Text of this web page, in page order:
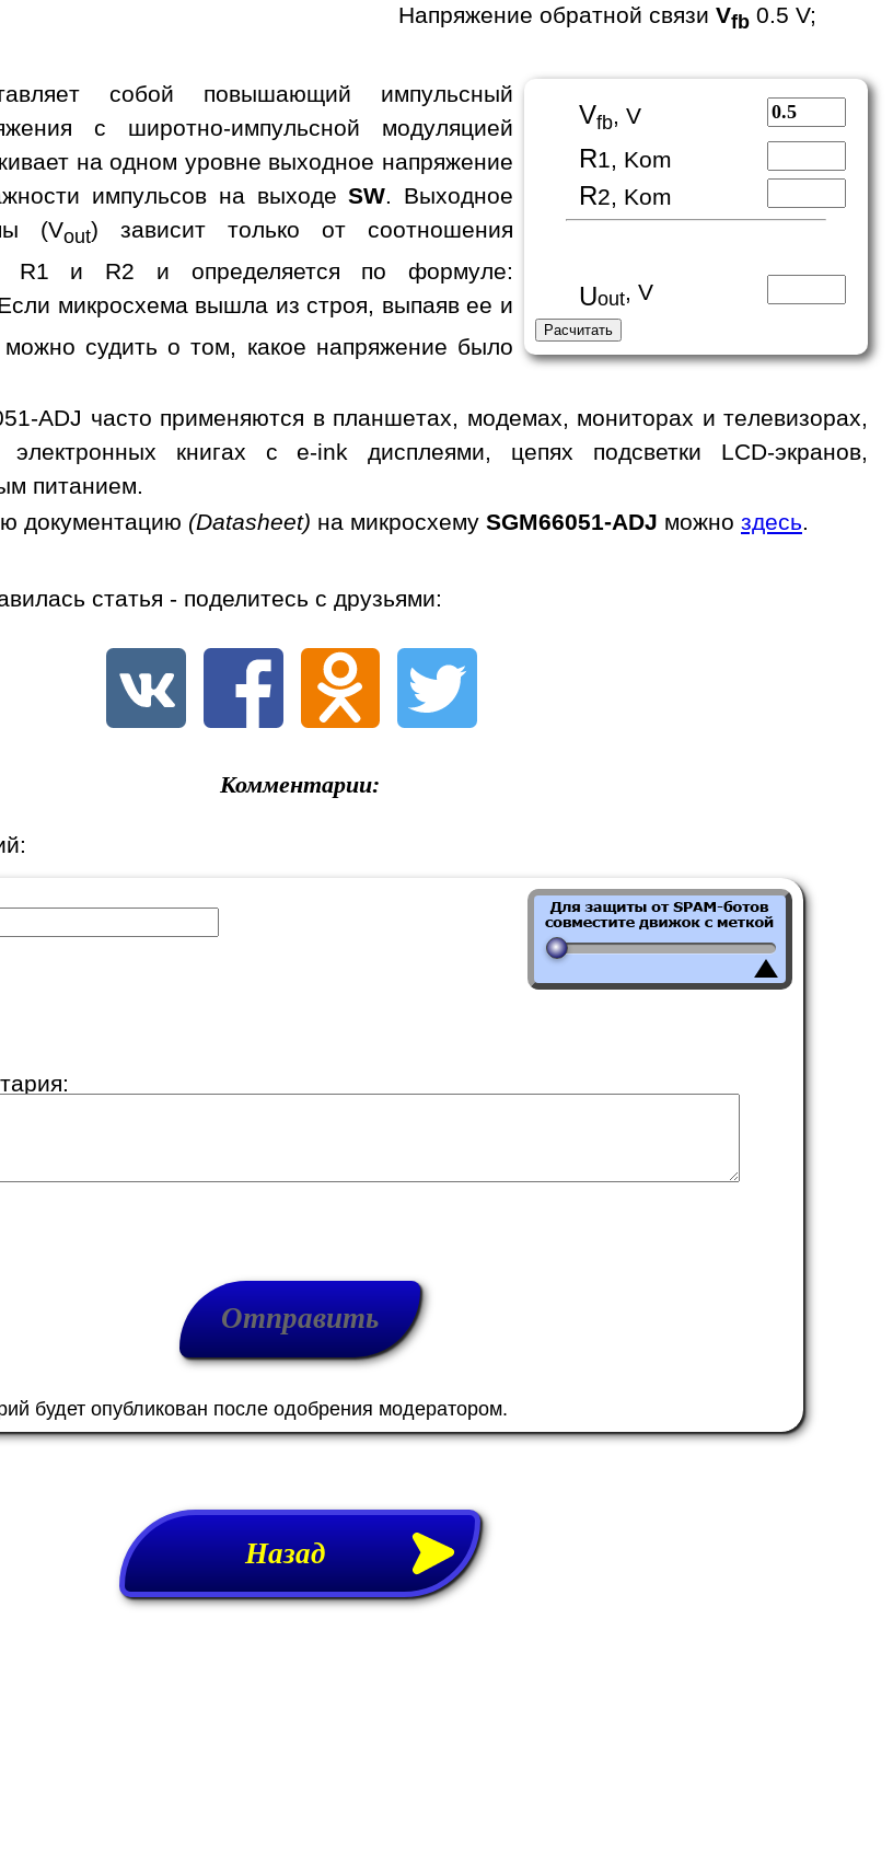
Напряжение обратной связи Vfb 0.5 V;
Vfb, V
R1, Kom
R2, Kom
Uout , V
собой повышающий импульсный
с широтно-импульсной модуляцией
на одном уровне выходное напряжение
импульсов на выходеSW. Выходное
(Vout) зависит только от соотношения
R1 и R2 и определяется по формуле:
микросхема вышла из строя, выпаяв ее и
судить о том, какое напряжение было
ADJ часто применяются в планшетах, модемах, мониторах и телевизорах,
электронных книгах с e-ink дисплеями, цепях подсветки LCD-экранов,
питанием.
документацию (Datasheet) на микросхему SGM66051-ADJ можно здесь.
статья - поделитесь с друзьями:
Комментарии:
будет опубликован после одобрения модератором.
Назад